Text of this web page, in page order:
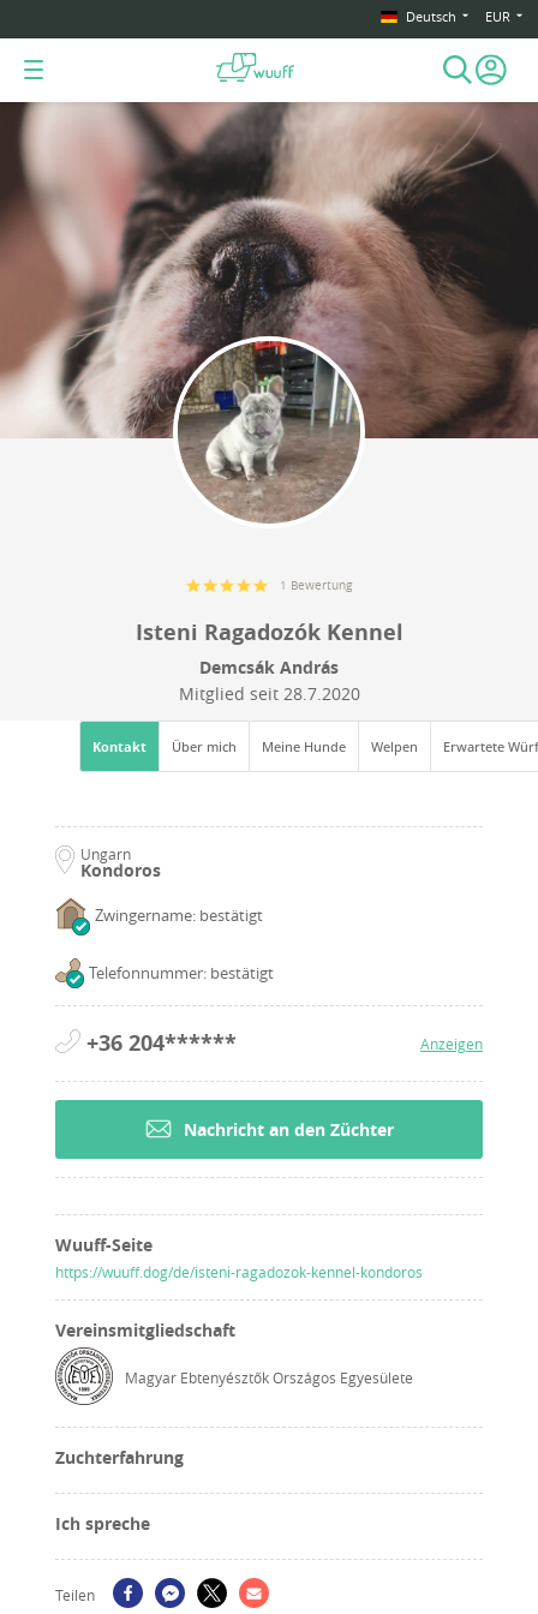
Deutsch EUR
1 Bewertung
Isteni Ragadozók Kennel
Demcsák András
Mitglied seit 28.7.2020
Kontakt Über mich Meine Hunde Welpen Erwartete
Ungarn
Kondoros
Zwingername: bestätigt
Telefonnummer: bestätigt
+36 204****** Anzeigen
Nachricht an den Züchter
Wuuff-Seite
https://wuuff.dog/de/isteni-ragadozok-kennel-kondoros
Vereinsmitgliedschaft
Magyar Ebtenyésztők Országos Egyesülete
Zuchterfahrung
Ich spreche
Teilen